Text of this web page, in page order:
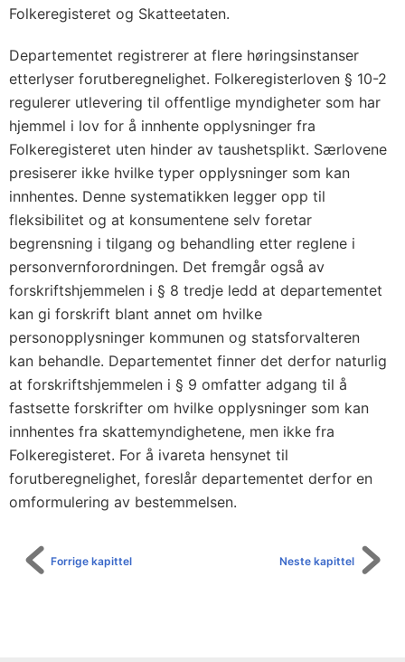
Folkeregisteret og Skatteetaten.
Departementet registrerer at flere høringsinstanser
etterlyser forutberegnelighet. Folkeregisterloven § 10-2
regulerer utlevering til offentlige myndigheter som har
hjemmel i lov for å innhente opplysninger fra
Folkeregisteret uten hinder av taushetsplikt. Særlovene
presiserer ikke hvilke typer opplysninger som kan
innhentes. Denne systematikken legger opp til
fleksibilitet og at konsumentene selv foretar
begrensning i tilgang og behandling etter reglene i
personvernforordningen. Det fremgår også av
forskriftshjemmelen i § 8 tredje ledd at departementet
kan gi forskrift blant annet om hvilke
personopplysninger kommunen og statsforvalteren
kan behandle. Departementet finner det derfor naturlig
at forskriftshjemmelen i § 9 omfatter adgang til å
fastsette forskrifter om hvilke opplysninger som kan
innhentes fra skattemyndighetene, men ikke fra
Folkeregisteret. For å ivareta hensynet til
forutberegnelighet, foreslår departementet derfor en
omformulering av bestemmelsen.
Neste kapittel
Forrige kapittel